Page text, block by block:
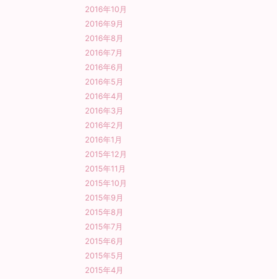
2016年10月
2016年9月
2016年8月
2016年7月
2016年6月
2016年5月
2016年4月
2016年3月
2016年2月
2016年1月
2015年12月
2015年11月
2015年10月
2015年9月
2015年8月
2015年7月
2015年6月
2015年5月
2015年4月